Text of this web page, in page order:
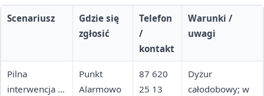
Scenariusz
Gdzie się
zgłosić
Telefon
/
kontakt
Warunki /
uwagi
Pilna
interwencja w
Punkt
Alarmowo
87 620
25 13
Dyżur
całodobowy; w